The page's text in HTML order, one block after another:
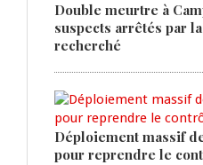
Double meurtre à
suspects arrêtés par
recherché
Déploiement massif
pour reprendre le